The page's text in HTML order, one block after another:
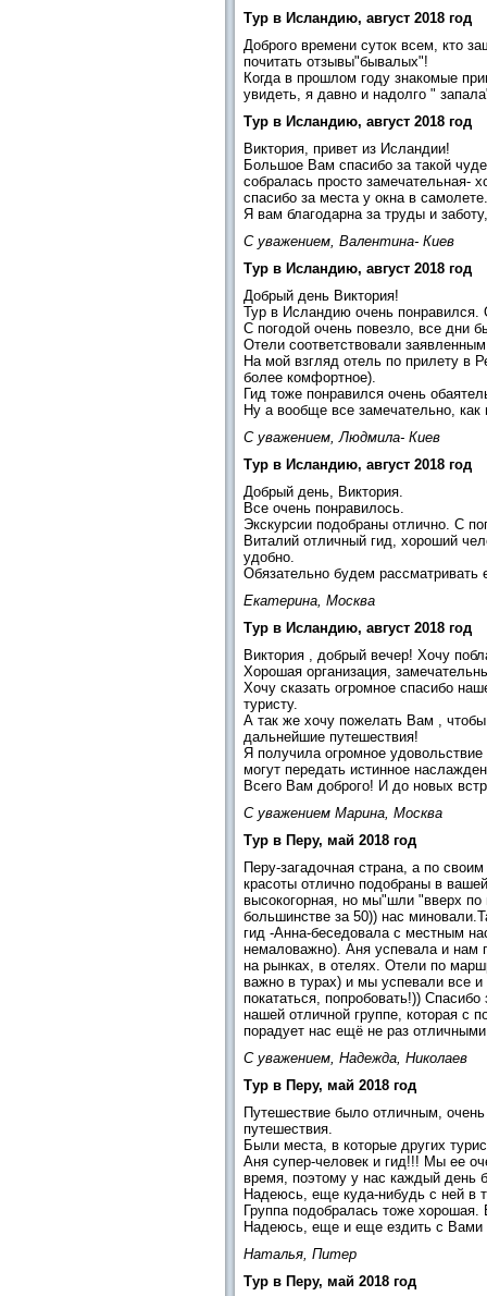
Тур в Исландию, август 2018 год
Доброго времени суток всем, кто
почитать отзывы"бывалых"!
Когда в прошлом году знакомые
увидеть, я давно и надолго "
Тур в Исландию, август 2018 год
Виктория, привет из Исландии!
Большое Вам спасибо за такой
собралась просто
спасибо за места у окна в самолете.
Я вам благодарна за труды и
С уважением, Валентина- Киев
Тур в Исландию, август 2018 год
Добрый день Виктория!
Тур в Исландию очень понравился.
С погодой очень повезло, все дни
Отели соответствовали
На мой взгляд отель по прилету в
более комфортное).
Гид тоже понравился очень
Ну а вообще все замечательно,
С уважением, Людмила- Киев
Тур в Исландию, август 2018 год
Добрый день, Виктория.
Все очень понравилось.
Экскурсии подобраны отлично. С
Виталий отличный гид, хороший
удобно.
Обязательно будем
Екатерина, Москва
Тур в Исландию, август 2018 год
Виктория , добрый вечер! Хочу
Хорошая организация,
Хочу сказать огромное спасибо
туристу.
А так же хочу пожелать Вам ,
дальнейшие путешествия!
Я получила огромное
могут передать истинное
Всего Вам доброго! И до новых
С уважением Марина, Москва
Тур в Перу, май 2018 год
Перу-загадочная страна, а по
красоты отлично подобраны в
высокогорная, но мы"шли "вверх по
большинстве за 50)) нас
гид -Анна-беседовала с местным
немаловажно). Аня успевала и нам
на рынках, в отелях. Отели по
важно в турах) и мы успевали все
покататься, попробовать!))
нашей отличной группе, которая с
порадует нас ещё не раз
С уважением, Надежда, Николаев
Тур в Перу, май 2018 год
Путешествие было отличным,
путешествия.
Были места, в которые других
Аня супер-человек и гид!!! Мы ее
время, поэтому у нас каждый день
Надеюсь, еще куда-нибудь с ней в
Группа подобралась тоже
Надеюсь, еще и еще ездить с Вами
Наталья, Питер
Тур в Перу, май 2018 год